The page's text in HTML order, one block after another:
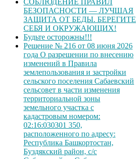
БЕЗОПАСНОСТИ — ЛУЧШАЯ
ЗАЩИТА ОТ БЕДЫ. БЕРЕГИТЕ
СЕБЯ И ОКРУЖАЮЩИХ!
Будьте осторожны!!!
Решение № 216 от 08 июня 2026
года О разрешении по внесению
изменений в Правила
землепользования и застройки
сельского поселения Сабаевский
сельсовет в части изменения
территориальной зоны
земельного участка с
кадастровым номером:
02:16:030301 350,
расположенного по адресу:
Республика Башкортостан,
Буздякский район, с/с